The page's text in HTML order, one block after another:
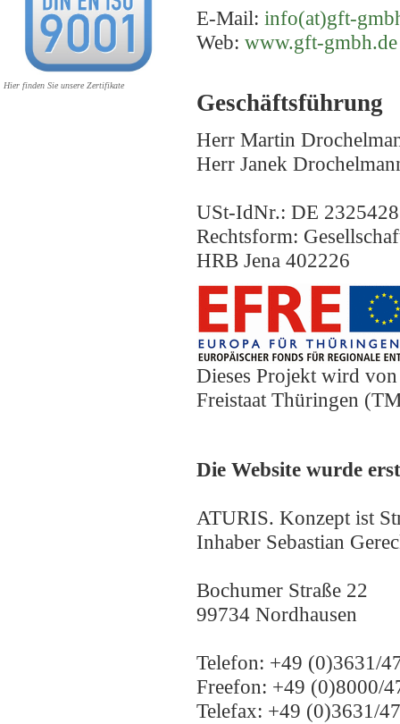
Hier finden Sie unsere Zertifikate
E-Mail: info(at)gft-
Web: www.gft-gmbh.de
Geschäftsführung
Herr Martin
Herr Janek
USt-IdNr.: DE
Rechtsform:
HRB Jena 402226
Dieses Projekt wird
Freistaat Thüringen
Die Website wurde
ATURIS. Konzept ist
Inhaber Sebastian
Bochumer Straße 22
99734 Nordhausen
Telefon: +49 (0)3631/
Freefon: +49 (0)8000/
Telefax: +49 (0)3631/